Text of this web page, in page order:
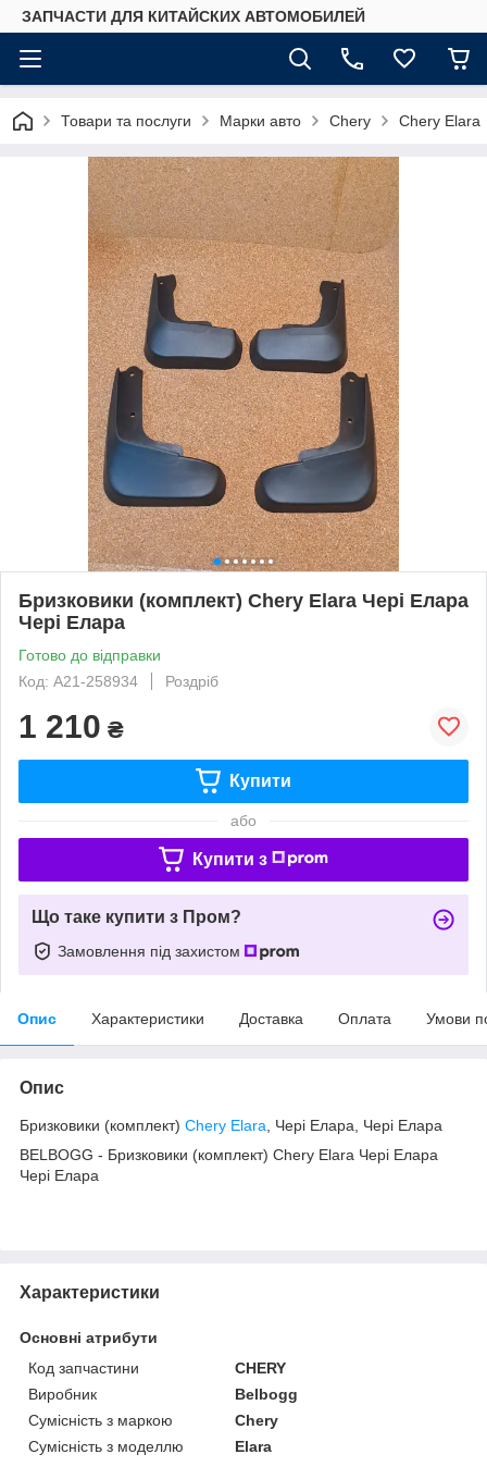
ЗАПЧАСТИ ДЛЯ КИТАЙСКИХ АВТОМОБИЛЕЙ
Товари та послуги Марки авто Chery Chery Elara
Бризковики (комплект) Chery Elara Чері Елара
Чері Елара
Готово до відправки
Код: A21-258934
Роздріб
1 210 ₴
Купити
або
Купити з
Що таке купити з Пром?
Замовлення під захистом
Опис Характеристики Доставка Оплата Умови
Опис
Бризковики (комплект) Chery Elara , Чері Елара, Чері Елара
BELBOGG - Бризковики (комплект) Chery Elara Чері Елара
Чері Елара
Характеристики
Основні атрибути
Код запчастини
CHERY
Виробник
Belbogg
Сумісність з маркою
Chery
Сумісність з моделлю
Elara